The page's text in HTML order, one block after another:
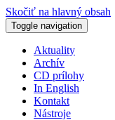
Skočiť na hlavný obsah
Toggle navigation
Aktuality
Archív
CD prílohy
In English
Kontakt
Nástroje